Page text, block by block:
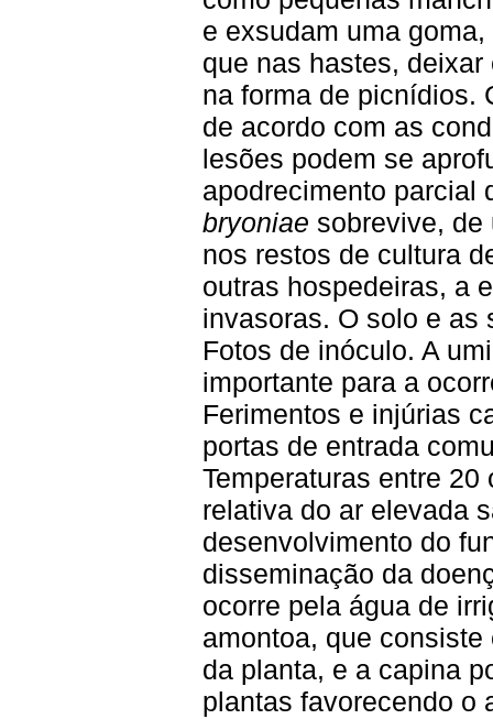
e exsudam uma
que nas hastes,
na forma de picnídios.
de acordo com as
lesões podem se
apodrecimento parcial
bryoniae sobrevive, de
nos restos de cultura
outras hospedeiras, a
invasoras. O solo e as
Fotos de inóculo. A
importante para a
Ferimentos e injúrias
portas de entrada
Temperaturas entre
relativa do ar elevada
desenvolvimento do
disseminação da
ocorre pela água de
amontoa, que
da planta, e a capina
plantas favorecendo o